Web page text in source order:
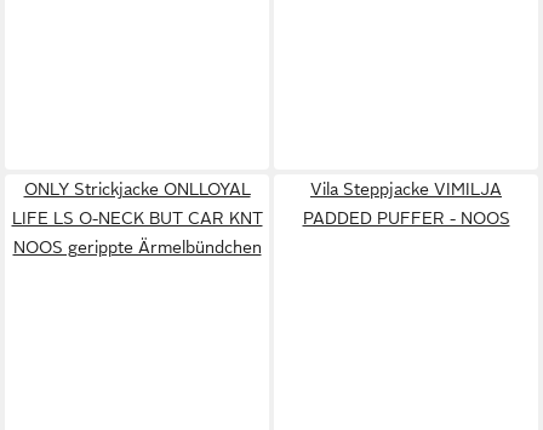
ONLY Strickjacke ONLLOYAL
LIFE LS O-NECK BUT CAR KNT
NOOS gerippte Ärmelbündchen
Vila Steppjacke VIMILJA
PADDED PUFFER - NOOS